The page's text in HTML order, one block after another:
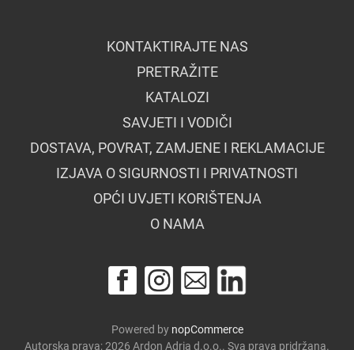
KONTAKTIRAJTE NAS
PRETRAŽITE
KATALOZI
SAVJETI I VODIČI
DOSTAVA, POVRAT, ZAMJENE I REKLAMACIJE
IZJAVA O SIGURNOSTI I PRIVATNOSTI
OPĆI UVJETI KORIŠTENJA
O NAMA
Powered by nopCommerce
Autorska prava; 2026 Ardon Adria d.o.o.. Sva prava pridržana.